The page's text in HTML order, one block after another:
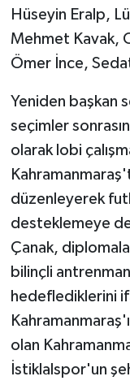
Hüseyin Eralp,
Mehmet Kavak,
Ömer İnce,
Yeniden başkan
seçimler
olarak lobi
düzenleyerek
desteklemeye
Çanak,
bilinçli
hedeflediklerini
olan
İstiklalspor'un
SEÇİM 2014
KİM KİMDİR
ÇEK
KİTAP
HEDEF2020
OTOMOBİL
MİZAH
TARİH